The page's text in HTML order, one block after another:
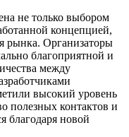
не только выбором
концепцией,
рынка. Организаторы
благоприятной и
между
высокий уровень
полезных контактов и
благодаря новой